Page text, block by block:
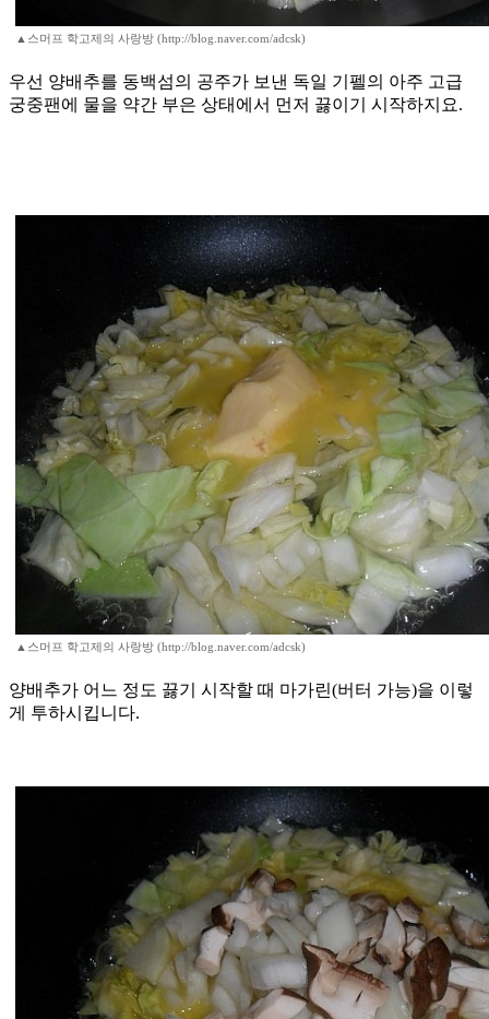
▲스머프 학고제의 사랑방 (http://blog.naver.com/adcsk)
우선 양배추를 동백섬의 공주가 보낸 독일 기펠의 아주 고급
궁중팬에 물을 약간 부은 상태에서 먼저 끓이기 시작하지요.
▲스머프 학고제의 사랑방 (http://blog.naver.com/adcsk)
양배추가 어느 정도 끓기 시작할 때 마가린(버터 가능)을 이렇
게 투하시킵니다.